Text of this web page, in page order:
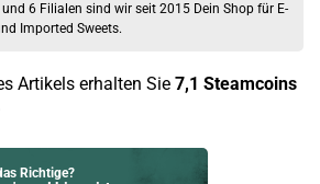
6 Filialen sind wir seit 2015 Dein Shop für E-
Imported Sweets.
Artikels erhalten Sie 7,1 Steamcoins
Richtige?